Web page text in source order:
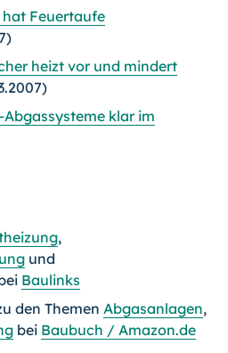
Feuertaufe
heizt vor und mindert
klar im
,
und
Baulinks
den Themen Abgasanlagen,
bei Baubuch / Amazon.de